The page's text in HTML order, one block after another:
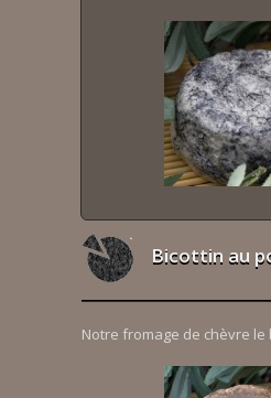
Bicottin au
Notre fromage de chèvre le